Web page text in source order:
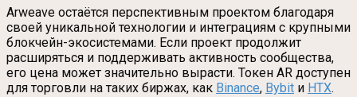
Arweave остаётся перспективным проектом благодаря
своей уникальной технологии и интеграциям с крупными
блокчейн-экосистемами. Если проект продолжит
расширяться и поддерживать активность сообщества,
его цена может значительно вырасти. Токен AR доступен
для торговли на таких биржах, как Binance, Bybit и HTX.